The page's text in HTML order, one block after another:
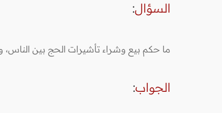
السؤال:
ما حكم بيع وشراء تأشيرات الحج بين
الجواب: